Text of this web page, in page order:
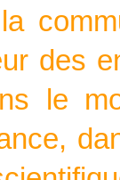
des
le